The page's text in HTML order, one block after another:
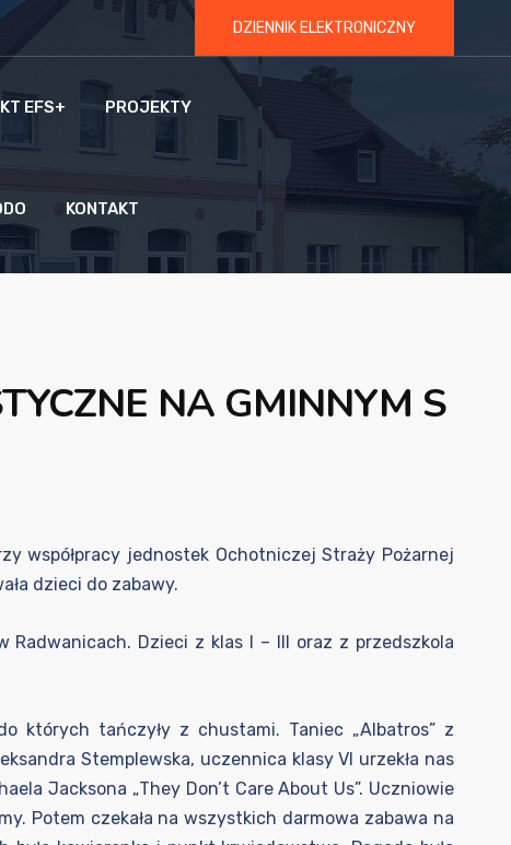
DZIENNIK ELEKTRONICZNY
EFS+ PROJEKTY
KONTAKT
NA GMINNYM S
współpracy jednostek Ochotniczej Straży Pożarnej
dzieci do zabawy.
Dzieci z klas I – III oraz z przedszkola
których tańczyły z chustami. Taniec „Albatros” z
Stemplewska, uczennica klasy VI urzekła nas
Jacksona „They Don’t Care About Us”. Uczniowie
Potem czekała na wszystkich darmowa zabawa na